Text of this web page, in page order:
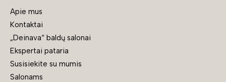
Apie mus
Kontaktai
„Deinava“ baldų salonai
Ekspertai pataria
Susisiekite su mumis
Salonams